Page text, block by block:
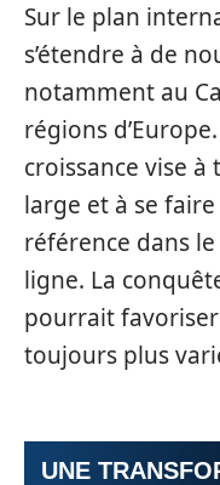
Sur le plan
s’étendre à de
notamment au
régions
croissance vise
large et à se
référence dans
ligne. La
pourrait favoriser
toujours plus
UNE